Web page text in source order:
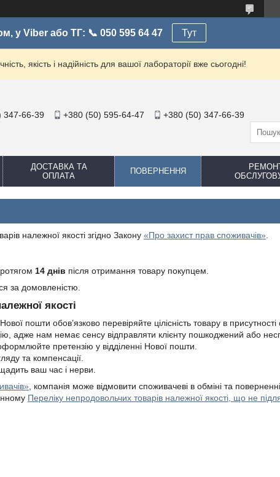
у Viber або ТГ: 📞 050 595 64 47 Тут
якість і надійність для вашої лабораторії вже сьогодні!
347-66-39 +380 (50) 595-64-47 +380 (50) 347-66-39
ДОСТАВКА ТА
ОПЛАТА
ПОВЕРНЕННЯ
належної якості згідно Закону «Про захист прав споживачів»
14 днів після отримання товару покупцем.
за домовленістю.
якості
пошти обов’язково перевіряйте цілісність товару в присутності
адже нам немає сенсу відправляти клієнту пошкоджений або
претензію у відділенні Нової пошти.
та компенсації.
ваш час і нерви.
, компанія може відмовити споживачеві в обміні та
Переліку непродовольчих товарів належної якості, що не